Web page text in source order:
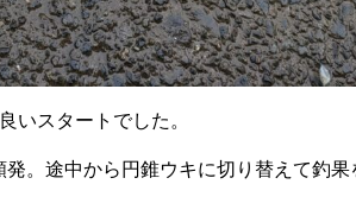
いスタートでした。
。途中から円錐ウキに切り替えて釣果